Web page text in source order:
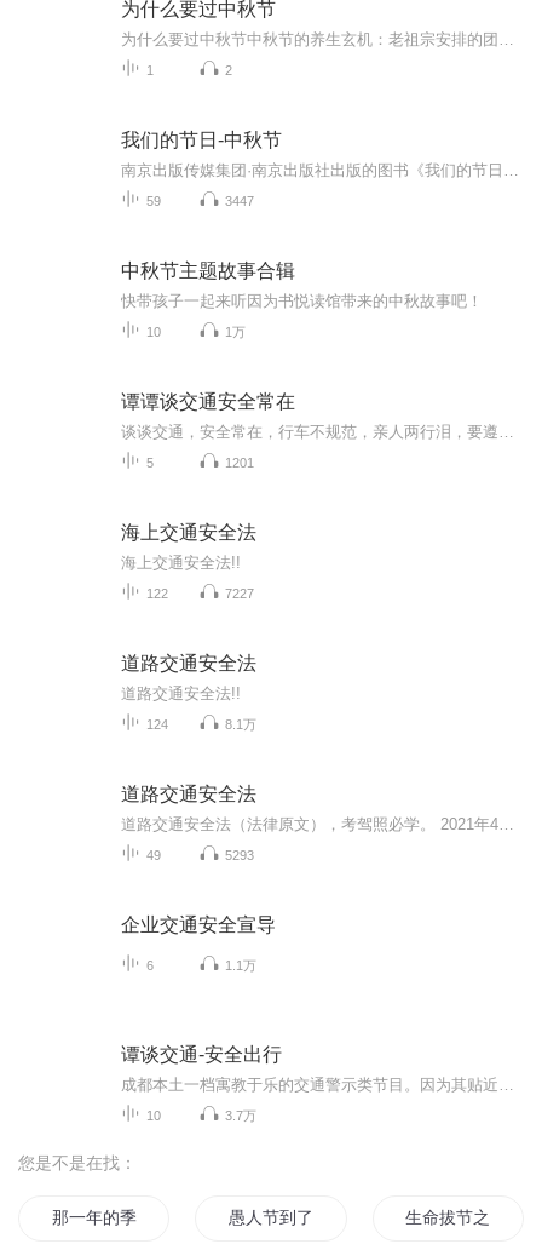
为什么要过中秋节
1 2
我们的节日-中秋节
59 3447
中秋节主题故事合辑
快带孩子一起来听因为书悦读馆带来的中秋故事吧！
10 1万
谭谭谈交通安全常在
5 1201
海上交通安全法
海上交通安全法!!
122 7227
道路交通安全法
道路交通安全法!!
124 8.1万
道路交通安全法
49 5293
企业交通安全宣导
6 1.1万
谭谈交通-安全出行
10 3.7万
您是不是在找：
那一年的季节 愚人节到了 生命拔节之时